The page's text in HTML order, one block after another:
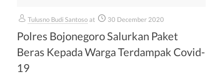
Tulusno Budi Santoso at 30 December 2020
Polres Bojonegoro Salurkan Paket
Beras Kepada Warga Terdampak Covid-
19